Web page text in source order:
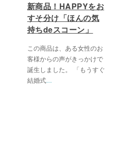
新商品！HAPPYをお
すそ分け「ほんの気
持ちdeスコーン」
この商品は、ある女性のお
客様からの声がきっかけで
誕生しました。 「もうすぐ
結婚式...